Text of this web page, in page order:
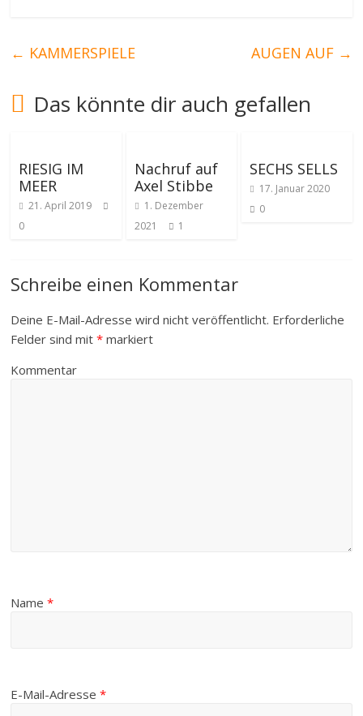
← KAMMERSPIELE AUGEN AUF →
Das könnte dir auch gefallen
RIESIG IM
MEER
21. April 2019
0
Nachruf auf
Axel Stibbe
1. Dezember
2021
1
SECHS SELLS
17. Januar 2020
0
Schreibe einen Kommentar
Deine E-Mail-Adresse wird nicht veröffentlicht. Erforderliche
Felder sind mit* markiert
Kommentar
Name*
E-Mail-Adresse*